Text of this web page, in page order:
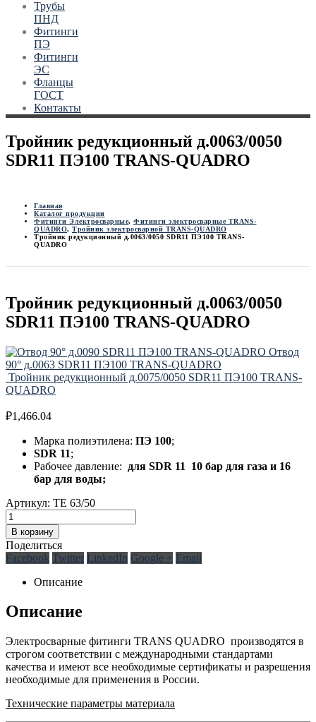
Трубы
ПНД
Фитинги
ПЭ
Фитинги
ЭС
Фланцы
ГОСТ
Контакты
Тройник редукционный д.0063/0050
SDR11 ПЭ100 TRANS-QUADRO
Главная
Каталог продукции
Фитинги Электросварные, Фитинги электросварные TRANS-
QUADRO, Тройник электросварной TRANS-QUADRO
Тройник редукционный д.0063/0050 SDR11 ПЭ100 TRANS-
QUADRO
Тройник редукционный д.0063/0050
SDR11 ПЭ100 TRANS-QUADRO
Отвод
90° д.0063 SDR11 ПЭ100 TRANS-QUADRO
Тройник редукционный д.0075/0050 SDR11 ПЭ100 TRANS-
QUADRO
₽1,466.04
Марка полиэтилена: ПЭ 100;
SDR 11;
Рабочее давление: для SDR 11 10 бар для газа и 16
бар для воды;
Артикул: TE 63/50
В корзину
Поделиться
Facebook Twitter LinkedIn Google + Email
Описание
Описание
Электросварные фитинги TRANS QUADRO производятся в
строгом соответствии с международными стандартами
качества и имеют все необходимые сертификаты и разрешения
необходимые для применения в России.
Технические параметры материала